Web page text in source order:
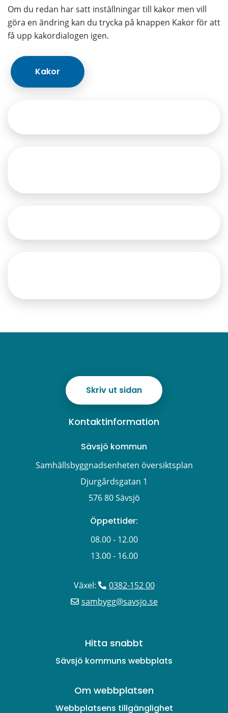
Om du redan har satt inställningar till kakor men vill
göra en ändring kan du trycka på knappen Kakor för att
få upp kakordialogen igen.
Kakor
Skriv ut sidan
Kontaktinformation
Sävsjö kommun
Samhällsbyggnadsenheten översiktsplan
Djurgårdsgatan 1
576 80 Sävsjö
Öppettider:
08.00 - 12.00
13.00 - 16.00
Växel:
0382-152 00
sambygg@savsjo.se
Hitta snabbt
Sävsjö kommuns webbplats
Om webbplatsen
Webbplatsens tillgänglighet